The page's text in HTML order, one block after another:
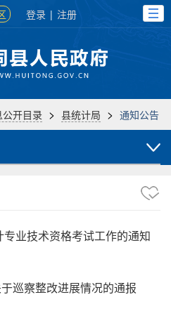
登录 | 注册
开目录 > 县统计局 > 通知公告
业技术资格考试工作的通知
巡察整改进展情况的通报